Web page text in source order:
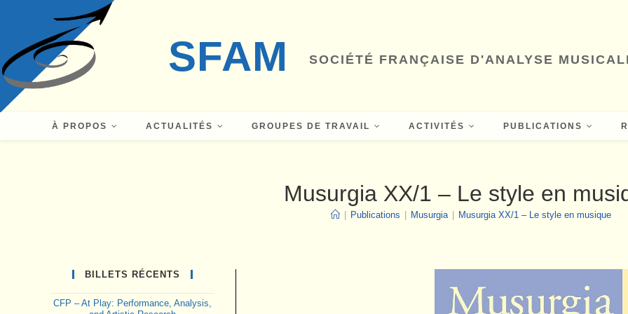
content
SFAM SOCIÉTÉ FRANÇAISE D'ANALYSE
À PROPOS ACTUALITÉS GROUPES DE TRAVAIL ACTIVITÉS PUBLICATIONS
Musurgia XX/1 – Le style en
Publications Musurgia Musurgia XX/1 – Le style en musique
BILLETS RÉCENTS
CFP – At Play: Performance, Analysis,